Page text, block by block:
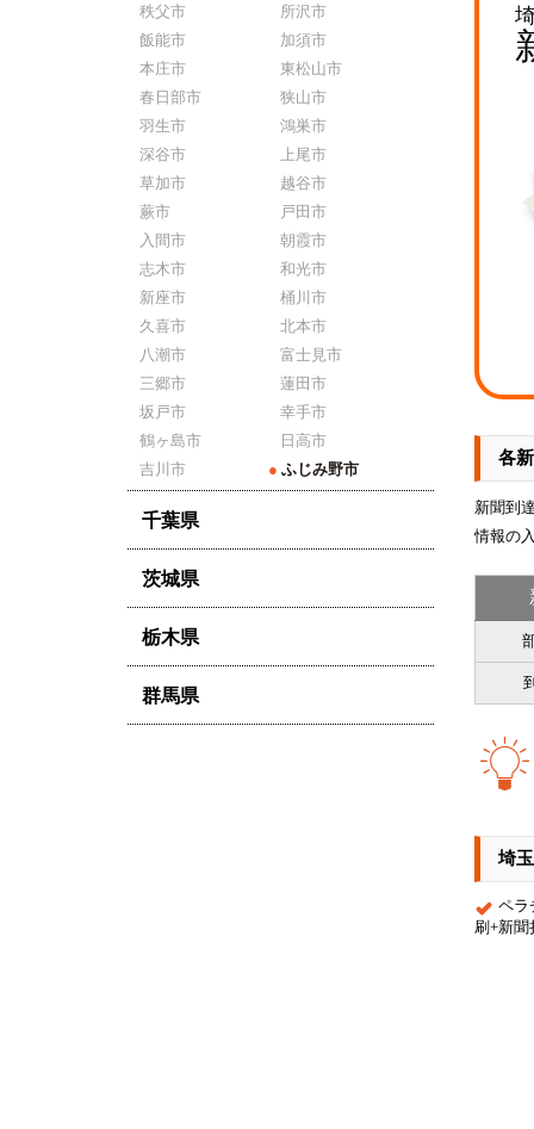
秩父市
所沢市
飯能市
加須市
本庄市
東松山市
春日部市
狭山市
羽生市
鴻巣市
深谷市
上尾市
草加市
越谷市
蕨市
戸田市
入間市
朝霞市
志木市
和光市
新座市
桶川市
久喜市
北本市
八潮市
富士見市
三郷市
蓮田市
坂戸市
幸手市
鶴ヶ島市
日高市
吉川市
● ふじみ野市
千葉県
茨城県
栃木県
群馬県
各
新聞到
情報の
埼
ペラ
刷+新聞